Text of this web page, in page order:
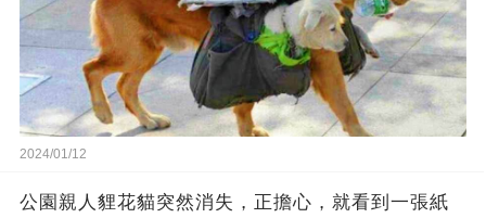
2024/01/12
公園親人貍花貓突然消失，正擔心，就看到一張紙